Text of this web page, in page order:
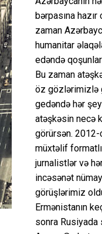
bərpasına
zaman
humanitar
edəndə
Bu zaman
öz gözlərimizlə
gedəndə hər
atəşkəsin necə
görürsən.
müxtəlif
jurnalistlər və
incəsənət
görüşlərimiz
Ermənistanın
sonra